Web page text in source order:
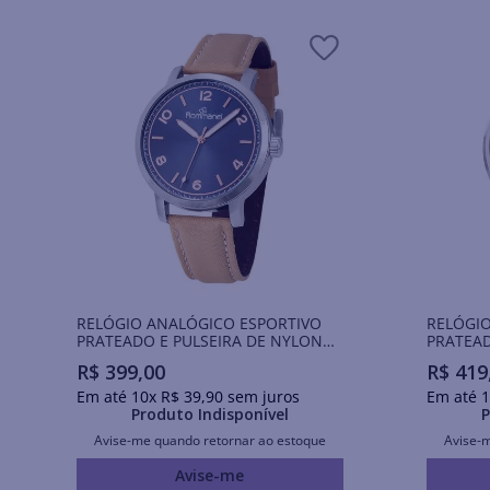
RELÓGIO ANALÓGICO ESPORTIVO
PRATEADO E PULSEIRA DE NYLON
GENUINO
R$ 399,00
Em até 10x R$ 39,90sem juros
Produto Indisponível
Avise-me quando retornar ao estoque
Avise-me
R$ 419
Em até
Avise-